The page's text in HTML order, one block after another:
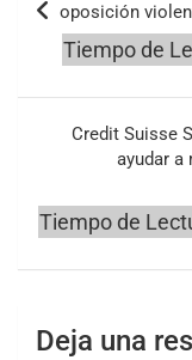
entradas
oposición
Credit Suisse
ayudar a
Deja una